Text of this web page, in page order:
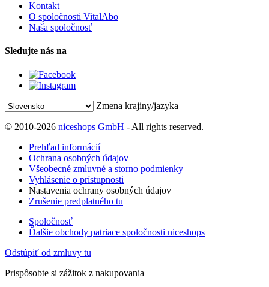
Kontakt
O spoločnosti VitalAbo
Naša spoločnosť
Sledujte nás na
Zmena krajiny/jazyka
© 2010-2026 niceshops GmbH - All rights reserved.
Prehľad informácií
Ochrana osobných údajov
Všeobecné zmluvné a storno podmienky
Vyhlásenie o prístupnosti
Nastavenia ochrany osobných údajov
Zrušenie predplatného tu
Spoločnosť
Ďalšie obchody patriace spoločnosti niceshops
Odstúpiť od zmluvy tu
Prispôsobte si zážitok z nakupovania